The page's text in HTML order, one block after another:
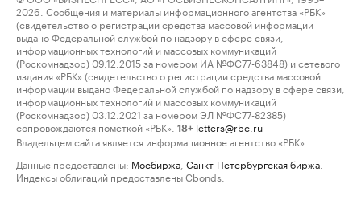
2026. Сообщения и материалы информационного агентства «РБК»
(свидетельство о регистрации средства массовой информации
выдано Федеральной службой по надзору в сфере связи,
информационных технологий и массовых коммуникаций
(Роскомнадзор) 09.12.2015 за номером ИА №ФС77-63848) и сетевого
издания «РБК» (свидетельство о регистрации средства массовой
информации выдано Федеральной службой по надзору в сфере связи,
информационных технологий и массовых коммуникаций
(Роскомнадзор) 03.12.2021 за номером ЭЛ №ФС77-82385)
сопровождаются пометкой «РБК».
18+ letters@rbc.ru
Владельцем сайта является информационное агентство «РБК».
Данные предоставлены: Мосбиржа Санкт-Петербургская биржа
Индексы облигаций предоставлены Cbonds.